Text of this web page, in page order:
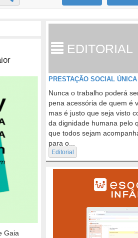
Gaia
EDITORIAL
PRESTAÇÃO SOCIAL ÚNICA
Nunca o trabalho poderá
pena acessória de quem é
mas é justo que seja visto
da dignidade humana pelo
que todos sejam
para o...
Editorial